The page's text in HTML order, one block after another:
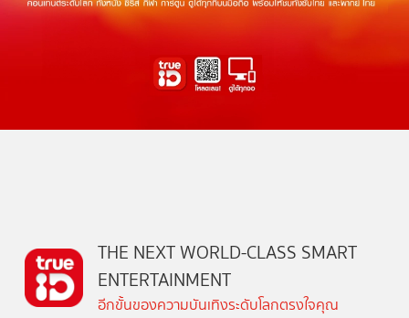
THE NEXT WORLD-CLASS SMART
ENTERTAINMENT
อีกขั้นของความบันเทิงระดับโลกตรงใจคุณ